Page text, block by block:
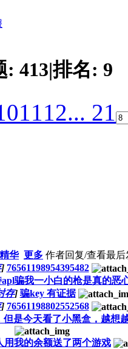
: 413|排名: 9
1112... 21
精华 更多 作者回复/查看最后
] 76561198954395482
apl骗我一小白的枪是真的恶
存] 骗key 有证据
] 76561198802552568
但是今天看了小黑盒，越想
用我的余额送了两个游戏